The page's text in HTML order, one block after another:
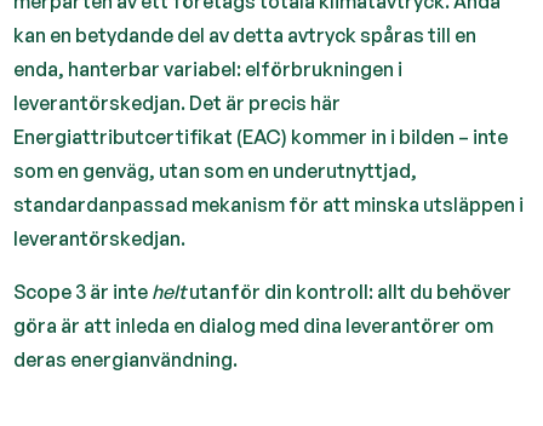
kan en betydande del av detta avtryck spåras till en
enda, hanterbar variabel: elförbrukningen i
leverantörskedjan. Det är precis här
Energiattributcertifikat (EAC) kommer in i bilden – inte
som en genväg, utan som en underutnyttjad,
standardanpassad mekanism för att minska utsläppen i
leverantörskedjan.
Scope 3 är inte heltutanför din kontroll: allt du behöver
göra är att inleda en dialog med dina leverantörer om
deras energianvändning.